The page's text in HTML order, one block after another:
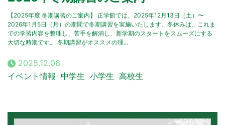
【2025年度 冬期講習のご案内】 正学館では、2025年12月13日（土）〜
2026年1月5日（月）の期間で冬期講習を実施いたします。冬休みは、これま
での学習内容を整理し、苦手を解消し、新学期のスタートをスムーズにする
大切な時期です。 冬期講習がオススメの理...
2025.12.06
イベント情報 中学生 小学生 高校生